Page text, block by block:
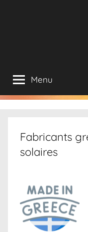
Menu
Fabricants
solaires